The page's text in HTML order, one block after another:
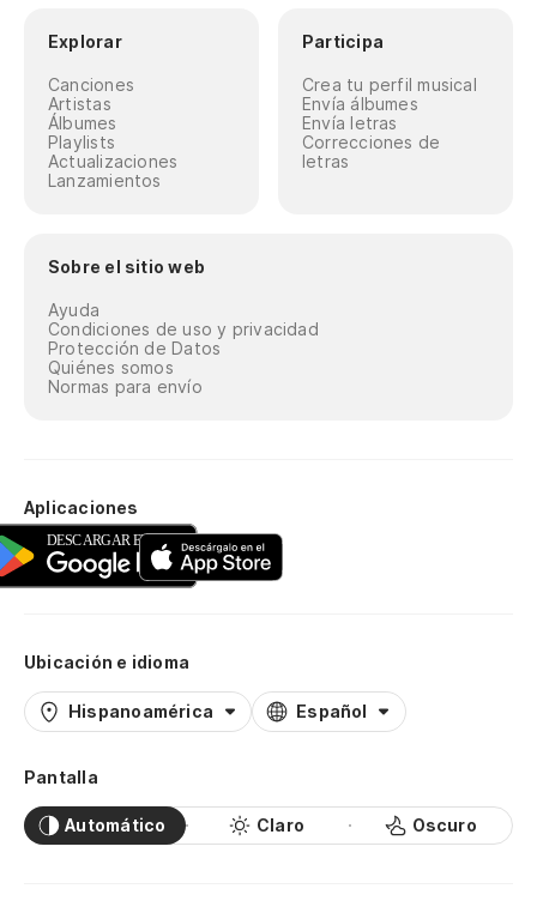
Explorar
Canciones
Artistas
Álbumes
Playlists
Actualizaciones
Lanzamientos
Participa
Crea tu perfil musical
Envía álbumes
Envía letras
Correcciones de
letras
Sobre el sitio web
Ayuda
Condiciones de uso y privacidad
Protección de Datos
Quiénes somos
Normas para envío
Aplicaciones
Ubicación e idioma
Hispanoamérica Español
Pantalla
Automático Claro Oscuro